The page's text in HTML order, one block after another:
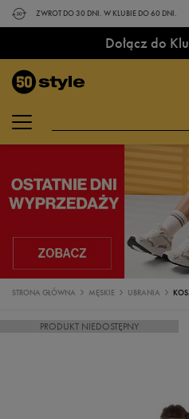
ZWROT DO 30 DNI. W KLUBIE DO 60 DNI.
Dołącz do
STRONA GŁÓWNA MĘSKIE UBRANIA
PRODUKT NIEDOSTĘPNY